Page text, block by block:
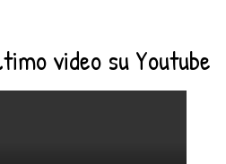
video su Youtube